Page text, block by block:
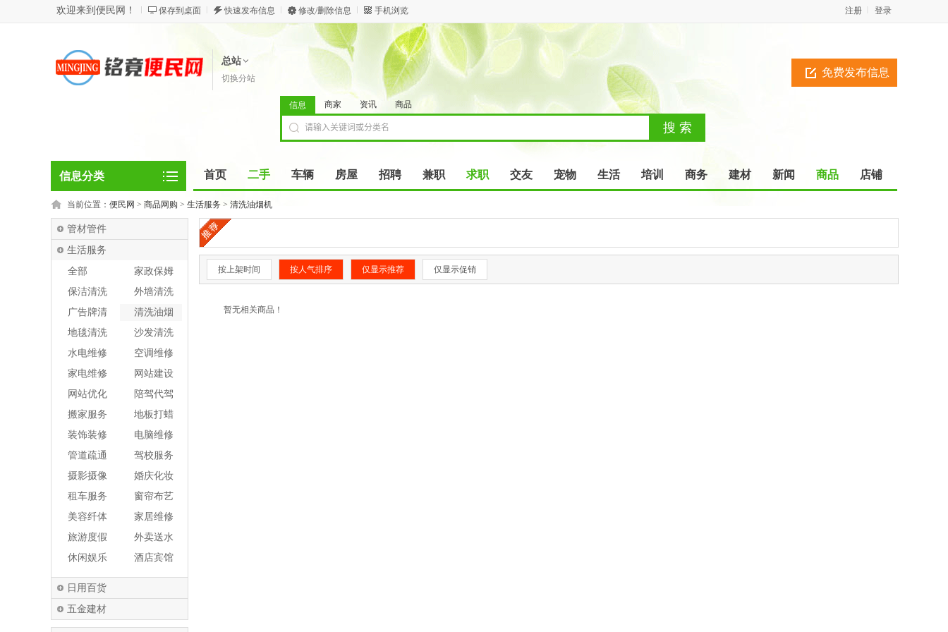
欢迎来到便民网！ 保存到桌面 快速发布信息 修改/删除信息 手机浏览 登录
注册
总站
切换分站 免费发布信息
信息 商家 资讯 商品
信息分类 首页 二手 车辆 房屋 招聘 兼职 求职 交友 宠物 生活 培训 商务 建材 新闻 商品 店铺
当前位置： 便民网 > 商品网购 > 生活服务 > 清洗油烟机
管材管件
生活服务
全部
家政保姆
保洁清洗
外墙清洗
广告牌清
洗
清洗油烟
机
地毯清洗
沙发清洗
水电维修
空调维修
家电维修
网站建设
网站优化
陪驾代驾
搬家服务
地板打蜡
装饰装修
电脑维修
管道疏通
驾校服务
摄影摄像
婚庆化妆
租车服务
窗帘布艺
美容纤体
家居维修
旅游度假
外卖送水
休闲娱乐
酒店宾馆
日用百货
五金建材
按上架时间 按人气排序 仅显示推荐 仅显示促销
暂无相关商品！